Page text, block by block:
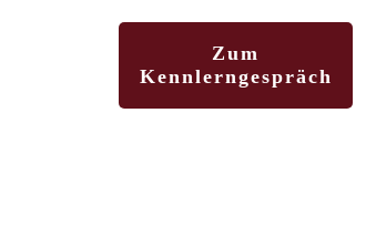
Zum
Kennlerngespräch